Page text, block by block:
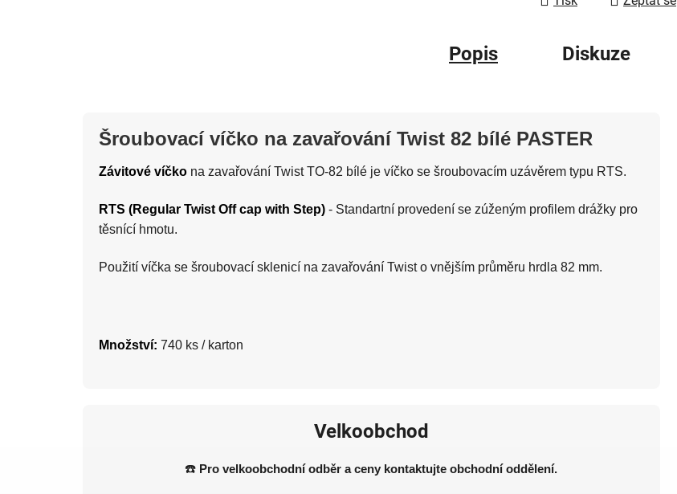
Popis Diskuze
Šroubovací víčko na zavařování Twist 82 bílé PASTER
Závitové víčko na zavařování Twist TO-82 bílé je víčko se šroubovacím uzávěrem typu RTS.
RTS (Regular Twist Off cap with Step) - Standartní provedení se zúženým profilem drážky pro
těsnící hmotu.
Použití víčka se šroubovací sklenicí na zavařování Twist o vnějším průměru hrdla 82 mm.
Množství: 740 ks / karton
Velkoobchod
☎️ Pro velkoobchodní odběr a ceny kontaktujte obchodní oddělení.